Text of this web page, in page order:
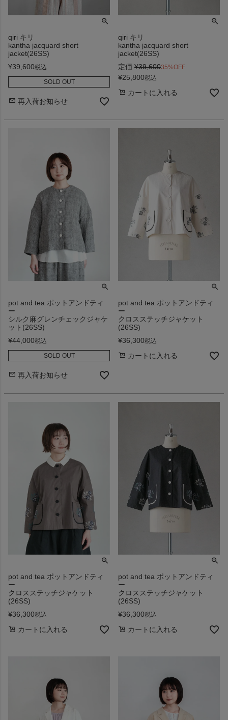
qiri キリ
kantha jacquard short
jacket(26SS)
¥39,600税込
SOLD OUT
再入荷お知らせ
qiri キリ
kantha jacquard short
jacket(26SS)
定価 ¥39,60035%OFF
¥25,800税込
カートに入れる
pot and tea ポットアンドティ
ー
シルク麻グレンチェックジャケ
ット(26SS)
¥44,000税込
SOLD OUT
再入荷お知らせ
pot and tea ポットアンドティ
ー
クロスステッチジャケット
(26SS)
¥36,300税込
カートに入れる
pot and tea ポットアンドティ
ー
クロスステッチジャケット
(26SS)
¥36,300税込
カートに入れる
pot and tea ポットアンドティ
ー
クロスステッチジャケット
(26SS)
¥36,300税込
カートに入れる